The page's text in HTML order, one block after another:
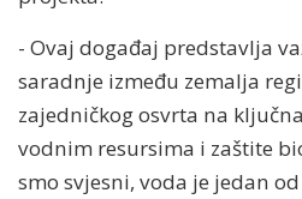
- Ovaj događaj predstavlja
saradnje između zemalja
zajedničkog osvrta na
vodnim resursima i zaštite
smo svjesni, voda je jedan